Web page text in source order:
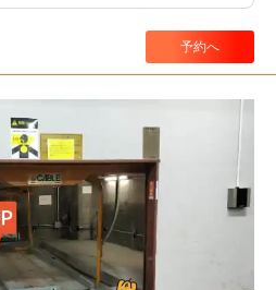
予約へ